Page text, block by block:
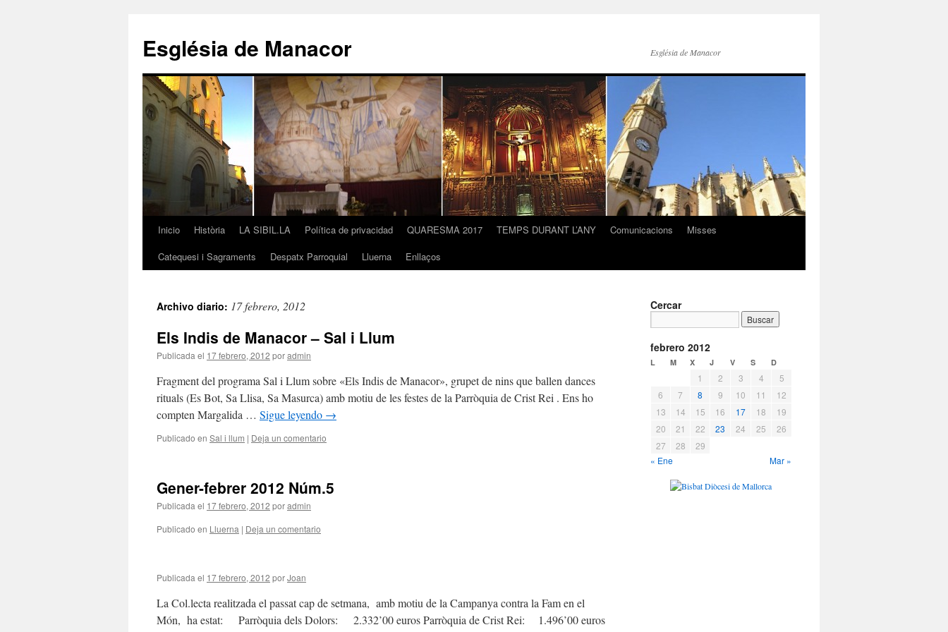
contenido
Església de Manacor Església de Manacor
Inicio Història LA SIBIL.LA Política de privacidad QUARESMA 2017 TEMPS DURANT L’ANY Comunicacions
Misses
Catequesi i Sagraments
Despatx Parroquial Lluerna Enllaços
Archivo diario: 17 febrero, 2012
Els Indis de Manacor – Sal i Llum
Publicada el 17 febrero, 2012 poradmin
Fragment del programa Sal i Llum sobre «Els Indis de Manacor», grupet de nins que ballen dances
rituals (Es Bot, Sa Llisa, Sa Masurca) amb motiu de les festes de la Parròquia de Crist Rei . Ens ho
compten Margalida … Sigue leyendo →
Publicado en Sal i llum | Deja un comentario
Gener-febrer 2012 Núm.5
Publicada el 17 febrero, 2012 poradmin
Publicado en Lluerna | Deja un comentario
Publicada el 17 febrero, 2012 porJoan
La Col.lecta realitzada el passat cap de setmana, amb motiu de la Campanya contra la Fam en el
Món, ha estat: Parròquia dels Dolors: 2.332’00 euros Parròquia de Crist Rei: 1.496’00 euros
Cercar
febrero 2012
L M X J V S D
1 2 3 4
5
6
7 8 9 10 11
12
13
14 15 16 17 18
19
20
21 22 23 24 25
26
27
28
29
« Ene
Mar »